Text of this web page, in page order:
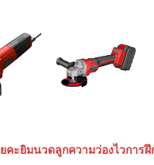
คะยิมนวดลูกความว่องไวการ